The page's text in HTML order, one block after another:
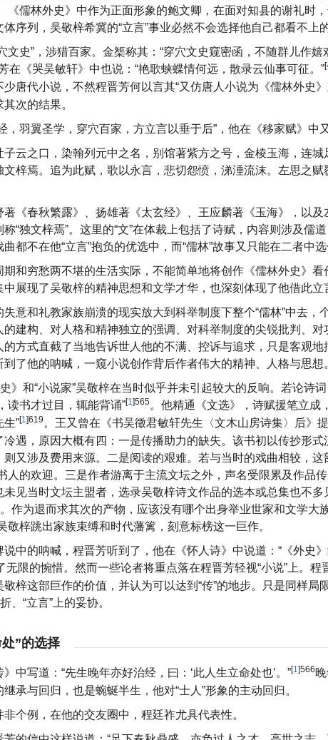
《儒林外史》中作为正面形象的鲍文卿，在面对知县的谢礼时
序列，吴敬梓希冀的“立言”事业必然不会选择他自己都看不上
文史”，涉猎百家。金榘称其：“穿穴文史窥密函，不随群儿作
在《哭吴敏轩》中也说：“艳歌蛱蝶情何远，散录云仙事可征。”[
唐代小说，不然程晋芳何以言其“又仿唐人小说为《儒林外史》
次的结果。
，羽翼圣学，穿穴百家，方立言以垂于后”，他在《移家赋》中
云之口，染翰列元中之名，别馆著紫方之号，金棱玉海，连
文梓焉。追为此赋，歌以永言，悲切怨愤，涕涶流沫。左思之
《春秋繁露》、扬雄著《太玄经》、王应麟著《玉海》，以及
“独文梓焉”。这里的“文”在体裁上包括了诗赋，内容则涉及儒
都不在他“立言”抱负的优选中，而“儒林”故事又只能在二者中选
和穷愁两不堪的生活实际，不能简单地将创作《儒林外史》
展现了吴敬梓的精神思想和文学才华，也深刻体现了他借此立
意和礼教家族崩溃的现实放大到科举制度下整个“儒林”中去，
的建构、对人格和精神独立的强调、对科举制度的尖锐批判、
的方式直截了当地告诉世人他的不满、控诉与追求，只是客观
了他的呐喊，一窥小说创作背后作者伟大的精神、人格与思想
》和“小说家”吴敬梓在当时似乎并未引起较大的反响。若论诗
读书才过目，辄能背诵”[1]565。他精通《文选》，诗赋援笔立成
”[1]619 。王又曾在《书吴徵君敏轩先生〈文木山房诗集〉后》
遇，原因大概有四：一是传播助力的缺失。该书初以传抄形
则又涉及费用来源。二是阅读的艰难。若与当时的戏曲相较，
人的欢迎。三是作者游离于主流文坛之外，声名受限累及作品
见当时文坛主盟者，选录吴敬梓诗文作品的选本或总集也不
作为退而求其次的产物，应该没有哪个出身举业世家和文学大
敬梓跳出家族束缚和时代藩篱，刻意标榜这一巨作。
中的呐喊，程晋芳听到了，他在《怀人诗》中说道：“《外史
无限的惋惜。然而一些论者将重点落在程晋芳轻视“小说”上。
梓这部巨作的价值，并认为可以达到“传”的地步。只是同样
、“立言”上的妥协。
”的选择
中写道：“先生晚年亦好治经，曰：‘此人生立命处也’。”[1]566
承与回归，也是蜿蜒半生，他对“士人”形象的主动回归。
个例，在他的交友圈中，程廷祚尤具代表性。